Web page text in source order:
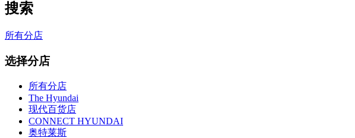
搜索
所有分店
选择分店
所有分店
The Hyundai
现代百货店
CONNECT HYUNDAI
奥特莱斯